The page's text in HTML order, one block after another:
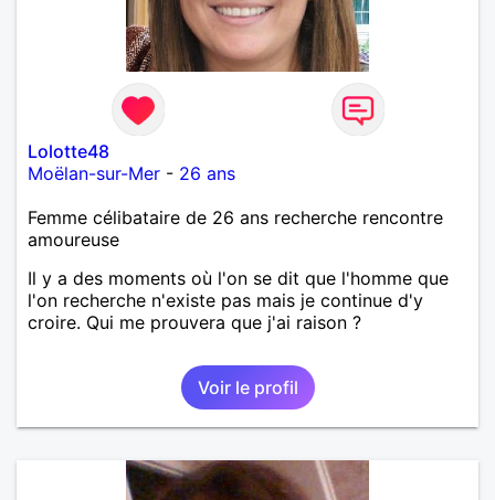
Lolotte48
Moëlan-sur-Mer - 26 ans
Femme célibataire de 26 ans recherche rencontre
amoureuse
Il y a des moments où l'on se dit que l'homme que
l'on recherche n'existe pas mais je continue d'y
croire. Qui me prouvera que j'ai raison ?
Voir le profil